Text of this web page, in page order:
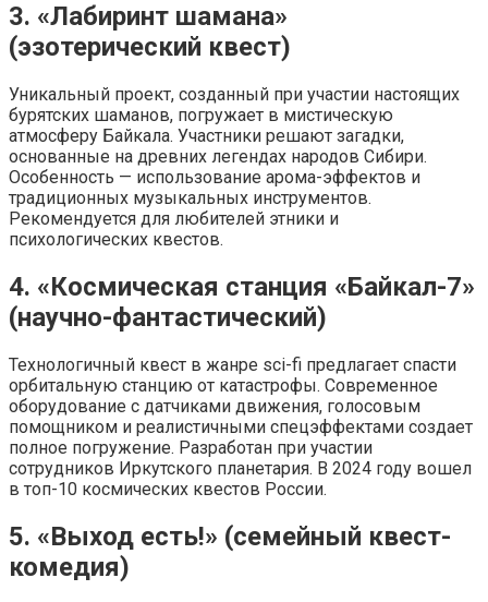
3. «Лабиринт шамана»
(эзотерический квест)
Уникальный проект, созданный при участии настоящих
бурятских шаманов, погружает в мистическую
атмосферу Байкала. Участники решают загадки,
основанные на древних легендах народов Сибири.
Особенность — использование арома-эффектов и
традиционных музыкальных инструментов.
Рекомендуется для любителей этники и
психологических квестов.
4. «Космическая станция «Байкал-7»
(научно-фантастический)
Технологичный квест в жанре sci-fi предлагает спасти
орбитальную станцию от катастрофы. Современное
оборудование с датчиками движения, голосовым
помощником и реалистичными спецэффектами создает
полное погружение. Разработан при участии
сотрудников Иркутского планетария. В 2024 году вошел
в топ-10 космических квестов России.
5. «Выход есть!» (семейный квест-
комедия)